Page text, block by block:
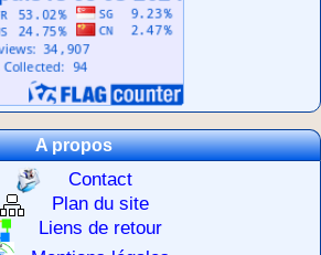
A propos
Contact
Plan du site
Liens de retour